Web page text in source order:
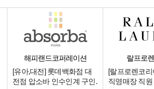
해피랜드코퍼레이션
[유아,대전] 롯데백화점 대
전점 압소바 인수인계 구인.
랄프로
[랄프로렌코
직영매장 직